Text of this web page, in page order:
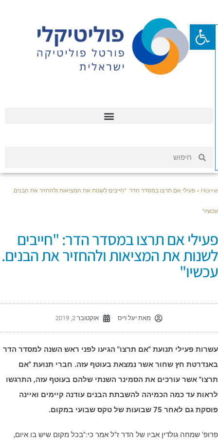
»פעילי אם תרצו במסדר הדר: "חייבים לשנות את המציאות ולהחזיר את הבנים.
אם תרצו במסדר הדר: "חייבים
את המציאות ולהחזיר את הבנים.
מאתיעל וייס אוקטובר 2, 2019
פעילי תנועת "אם תרצו" הגיעו לפני ראש השנה למסדר הדר
חץ שחור אשר נמצאת בעוטף עזה. חברי תנועת "אם
אשר עורכים את הסמינר השנתי שלהם בעוטף עזה, התרגשו
עד כמה הכמיהה להשבתת הבנים עודנה קיימים ואיינה
גם לאחר 75 שבועות של טקס שבועי במקום.
שמחה גולדין אביו של הדר ז"ל אמר כי:"בכל מקום שיש בו איום,
פתח סרגל נגישות